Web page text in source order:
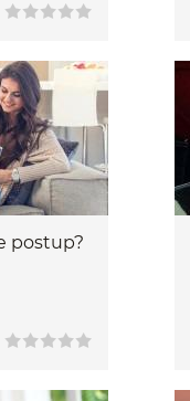
postup?